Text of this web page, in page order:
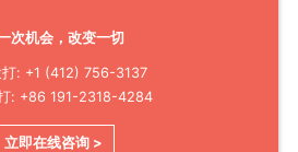
次机会，改变一切
打: +1 (412) 756-3137
: +86 191-2318-4284
立即在线咨询 >